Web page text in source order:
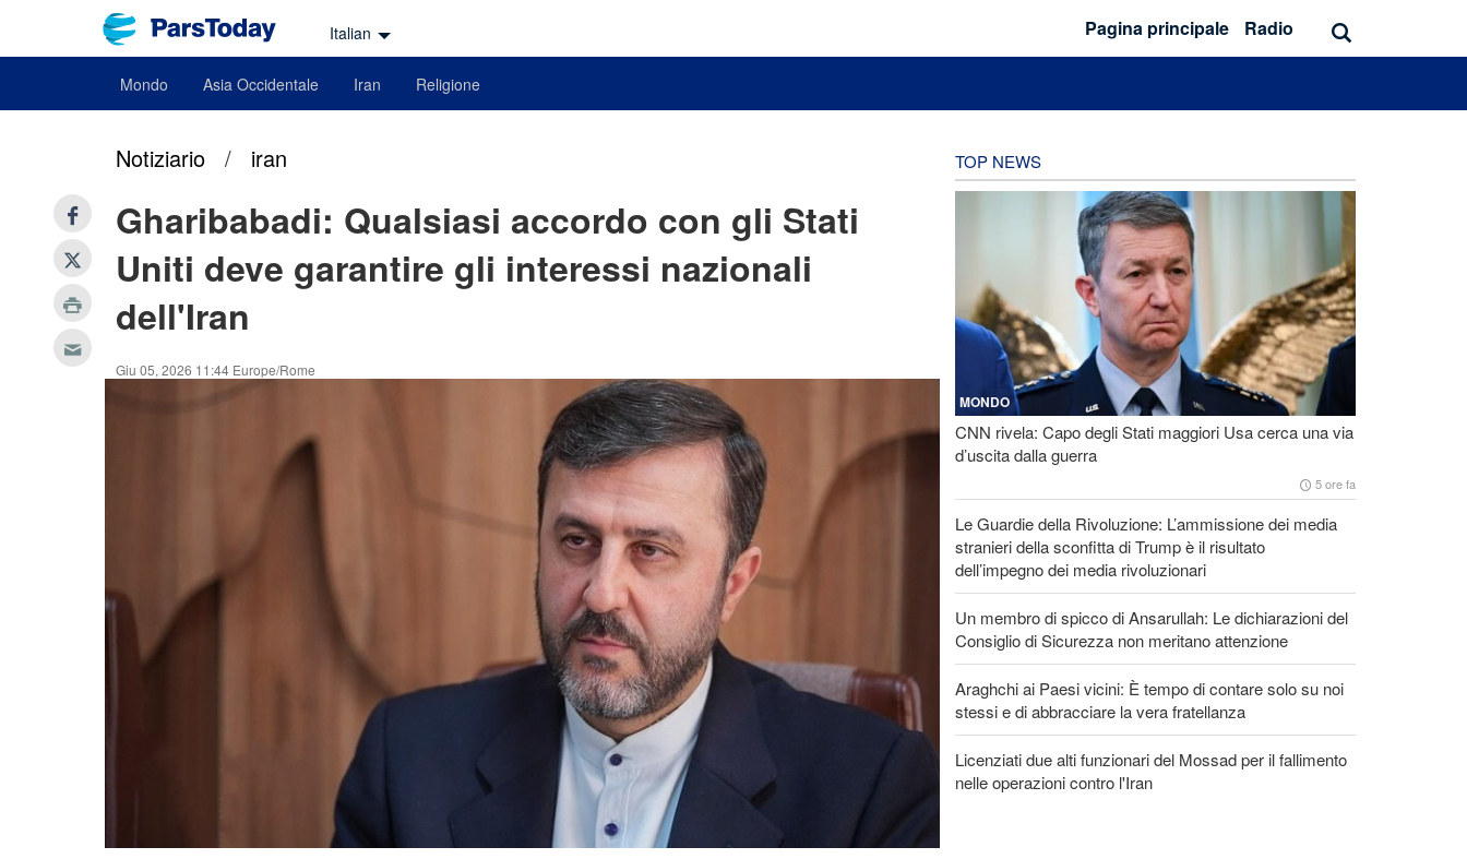
Italian Pagina principale Radio
Mondo Asia Occidentale Iran Religione
Notiziario / iran
Gharibabadi: Qualsiasi accordo con gli Stati
Uniti deve garantire gli interessi nazionali
dell'Iran
Giu 05, 2026 11:44 Europe/Rome
TOP NEWS
MONDO
CNN rivela: Capo degli Stati maggiori Usa cerca una via
d’uscita dalla guerra
5 ore fa
Le Guardie della Rivoluzione: L’ammissione dei media
stranieri della sconfitta di Trump è il risultato
dell’impegno dei media rivoluzionari
Un membro di spicco di Ansarullah: Le dichiarazioni del
Consiglio di Sicurezza non meritano attenzione
Araghchi ai Paesi vicini: È tempo di contare solo su noi
stessi e di abbracciare la vera fratellanza
Licenziati due alti funzionari del Mossad per il fallimento
nelle operazioni contro l'Iran